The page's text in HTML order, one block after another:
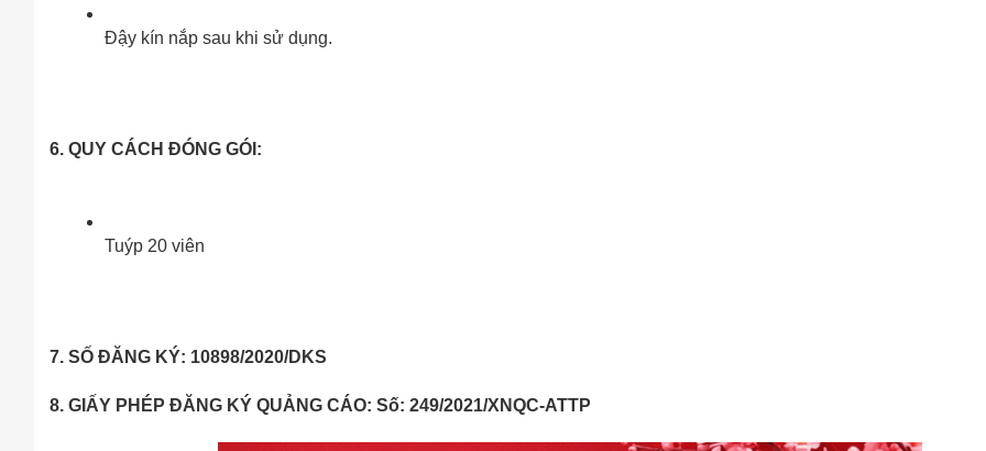
Đậy kín nắp sau khi sử dụng.
6. QUY CÁCH ĐÓNG GÓI:
Tuýp 20 viên
7. SỐ ĐĂNG KÝ: 10898/2020/DKS
8. GIẤY PHÉP ĐĂNG KÝ QUẢNG CÁO: Số: 249/2021/XNQC-ATTP